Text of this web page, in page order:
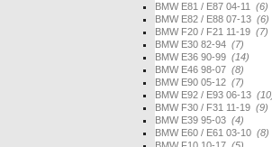
BMW E81 / E87 04-11 (6)
BMW E82 / E88 07-13 (6)
BMW F20 / F21 11-19 (7)
BMW E30 82-94 (7)
BMW E36 90-99 (14)
BMW E46 98-07 (8)
BMW E90 05-12 (7)
BMW E92 / E93 06-13
BMW F30 / F31 11-19 (9)
BMW E39 95-03 (4)
BMW E60 / E61 03-10 (8)